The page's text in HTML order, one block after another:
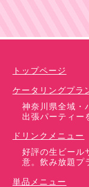
トップページ
ケータリングプラ
神奈川県全域・
出張パーティー
ドリンクメニュー
好評の生ビール
意。飲み放題プ
単品メニュー